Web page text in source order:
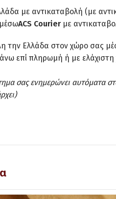
με αντικαταβολή (με
ACS Courierμε
την Ελλάδα στον χώρο σας
επί πληρωμή ή με
σας ενημερώνει αυτόματα